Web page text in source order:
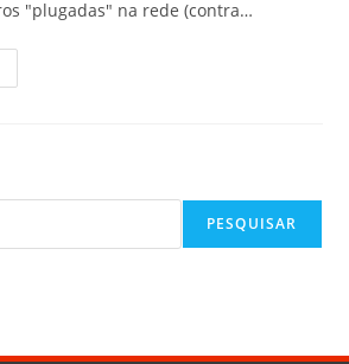
"plugadas" na rede (contra…
PESQUISAR